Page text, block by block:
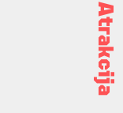
Atrakcija